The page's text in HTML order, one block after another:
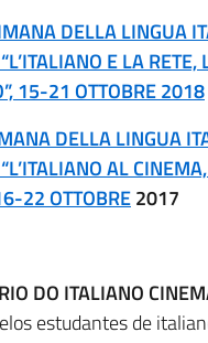
DELLA LINGUA
E LA RETE,
15-21 OTTOBRE 2018
DELLA LINGUA
AL
22 OTTOBRE2017
DO ITALIANO
estudantes de